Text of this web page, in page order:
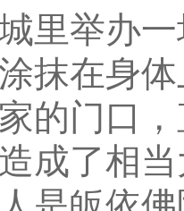
里举办
抹在身
的门口
成了相